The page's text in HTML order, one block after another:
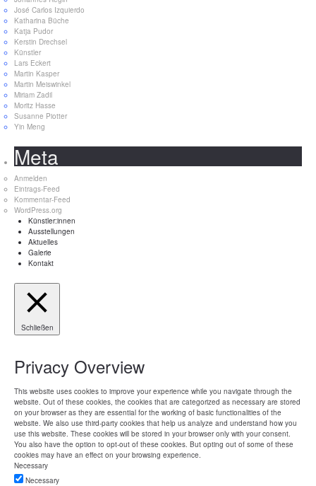
José Carlos Izquierdo
Katharina Büche
Katja Pudor
Kerstin Drechsel
Künstler
Lars Eckert
Martin Kasper
Martin Meiswinkel
Miriam Zadil
Moritz Hasse
Susanne Piotter
Yin Meng
Meta
Anmelden
Eintrags-Feed
Kommentar-Feed
WordPress.org
Künstler:innen
Ausstellungen
Aktuelles
Galerie
Kontakt
Schließen
Privacy Overview
This website uses cookies to improve your experience while you navigate through the
website. Out of these cookies, the cookies that are categorized as necessary are stored
on your browser as they are essential for the working of basic functionalities of the
website. We also use third-party cookies that help us analyze and understand how you
use this website. These cookies will be stored in your browser only with your consent.
You also have the option to opt-out of these cookies. But opting out of some of these
cookies may have an effect on your browsing experience.
Necessary
Necessary